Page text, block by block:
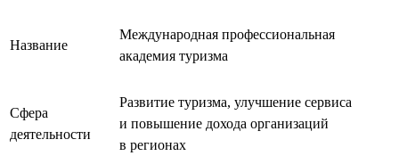
Название
Международная профессиональная
академия туризма
Сфера
деятельности
Развитие туризма, улучшение сервиса
и повышение дохода организаций
в регионах